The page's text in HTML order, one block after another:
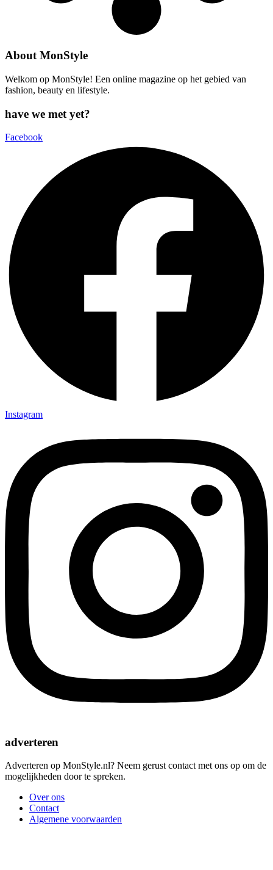
About MonStyle
Welkom op MonStyle! Een online magazine op het gebied van
fashion, beauty en lifestyle.
have we met yet?
Facebook
Instagram
adverteren
Adverteren op MonStyle.nl? Neem gerust contact met ons op om de
mogelijkheden door te spreken.
Over ons
Contact
Algemene voorwaarden